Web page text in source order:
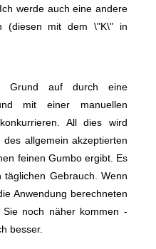
werde auch eine andere
(diesen mit dem \"K\" in
Grund auf durch eine
mit einer manuellen
All dies wird
allgemein akzeptierten
feinen Gumbo ergibt. Es
Gebrauch. Wenn
Anwendung berechneten
noch näher kommen -
besser.